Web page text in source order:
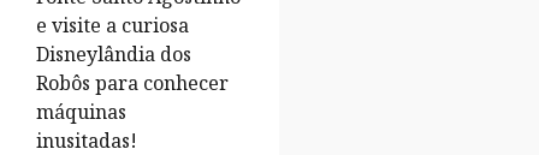
e visite a curiosa
Disneylândia dos
Robôs para conhecer
máquinas
inusitadas!